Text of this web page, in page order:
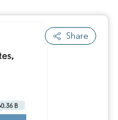
Share